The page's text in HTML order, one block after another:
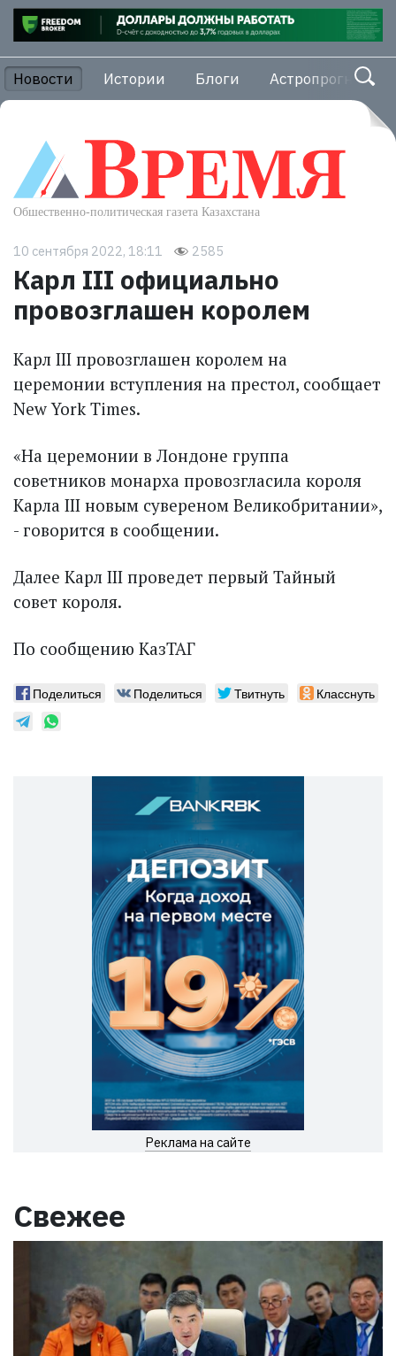
Новости Истории Блоги Астропрогноз
10 сентября 2022, 18:11 2585
Карл III официально
провозглашен королем
Карл III провозглашен королем на
церемонии вступления на престол, сообщает
New York Times.
«На церемонии в Лондоне группа
советников монарха провозгласила короля
Карла III новым сувереном Великобритании»,
- говорится в сообщении.
Далее Карл III проведет первый Тайный
совет короля.
По сообщению КазТАГ
Поделиться Поделиться Твитнуть Класснуть
Реклама на сайте
Свежее